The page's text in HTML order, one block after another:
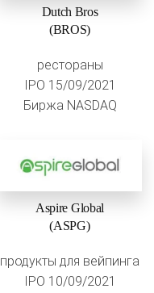
Dutch Bros
(BROS)
рестораны
IPO 15/09/2021
Биржа NASDAQ
Aspire Global
(ASPG)
продукты для вейпинга
IPO 10/09/2021